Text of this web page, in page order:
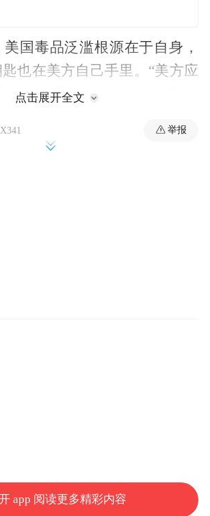
国毒品泛滥根源在于自身，
也在美方自己手里。“美方应
，在加强国内监管、减少国内
滥施制裁。中方将采取必要
点击展开全文
举报
app 阅读更多精彩内容